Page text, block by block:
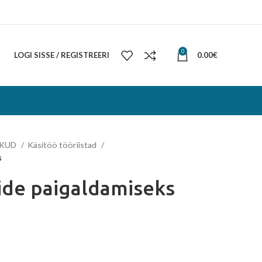
LOGI SISSE / REGISTREERI 0 0.00€
Käsitöö tööriistad
paigaldamiseks